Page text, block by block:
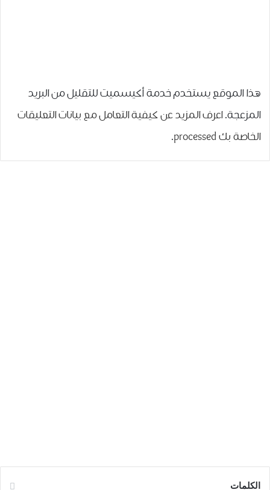
هذا الموقع يستخدم خدمة أكيسميت للتقليل من البريد
المزعجة.اعرف المزيد عن كيفية التعامل مع بيانات التعليقات
الخاصة بك processed
.
الكلمات